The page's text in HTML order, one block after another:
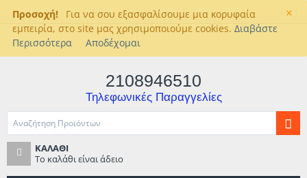
×
Προσοχή!
Για να σου εξασφαλίσουμε μια κορυφαία
εμπειρία, στο site μας χρησιμοποιούμε cookies. Διαβάστε
Περισσότερα
Αποδέχομαι
2108946510
Τηλεφωνικές Παραγγελίες
ΚΑΛΆΘΙ
Το καλάθι είναι άδειο